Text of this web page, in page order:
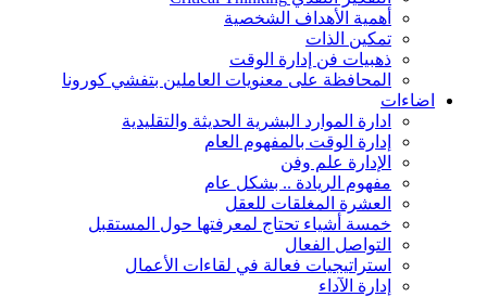
أهمية الأهداف الشخصية
تمكين الذات
ذهبيات فن إدارة الوقت
المحافظة على معنويات العاملين بتفشي كورونا
اضاءات
ادارة الموارد البشرية الحديثة والتقليدية
إدارة الوقت بالمفهوم العام
الإدارة علم وفن
مفهوم الريادة .. بشكل عام
العشرة المغلقات للعقل
خمسة أشياء تحتاج لمعرفتها حول المستقبل
التواصل الفعال
استراتيجيات فعالة في لقاءات الأعمال
إدارة الآداء